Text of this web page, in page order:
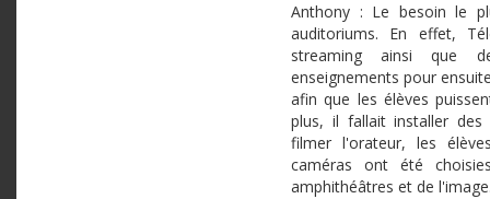
Anthony : Le besoin le
auditoriums. En effet,
streaming ainsi que
enseignements pour
afin que les élèves
plus, il fallait installer
filmer l'orateur, les
caméras ont été
amphithéâtres et de